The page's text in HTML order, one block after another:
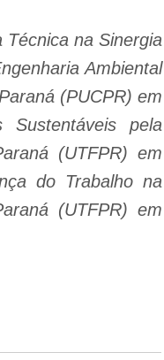
na Sinergia
Ambiental
(PUCPR) em
Sustentáveis pela
(UTFPR) em
do Trabalho na
(UTFPR) em